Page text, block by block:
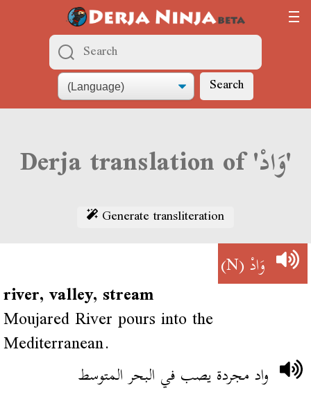
Search
Derja translation of 'وَادْ'
Generate transliteration
وَادْ(N)
river, valley, stream
Moujared River pours into the
Mediterranean.
واد مجردة يصب في البحر المتوسط